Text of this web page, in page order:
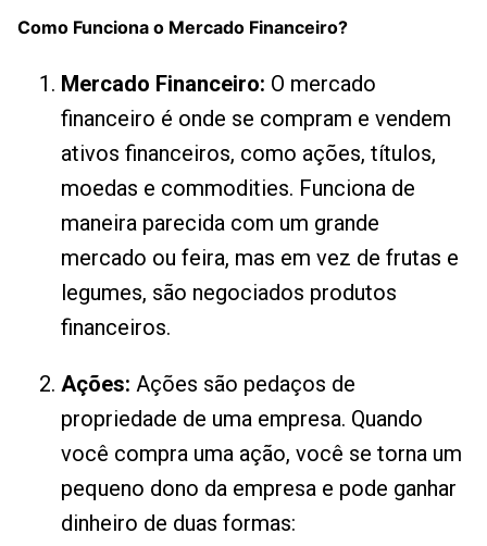
Como Funciona o Mercado Financeiro?
Mercado Financeiro: O mercado
financeiro é onde se compram e vendem
ativos financeiros, como ações, títulos,
moedas e commodities. Funciona de
maneira parecida com um grande
mercado ou feira, mas em vez de frutas e
legumes, são negociados produtos
financeiros.
Ações: Ações são pedaços de
propriedade de uma empresa. Quando
você compra uma ação, você se torna um
pequeno dono da empresa e pode ganhar
dinheiro de duas formas: